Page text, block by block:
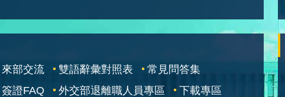
來部交流 雙語辭彙對照表
常見問答集
簽證FAQ 外交部退離職人員專區
下載專區